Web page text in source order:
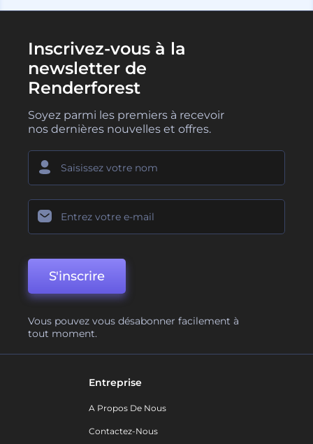
Inscrivez-vous à la
newsletter de
Renderforest
Soyez parmi les premiers à recevoir
nos dernières nouvelles et offres.
S'inscrire
Vous pouvez vous désabonner facilement à
tout moment.
Entreprise
A Propos De Nous
Contactez-Nous